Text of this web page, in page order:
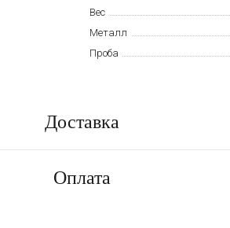
Вес
Металл
Проба
Доставка
Оплата